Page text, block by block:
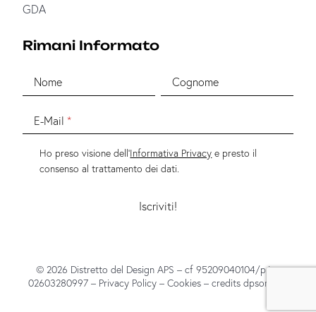
GDA
Rimani Informato
Nome Cognome
E-Mail
Ho preso visione dell'Informativa Privacy e presto il
consenso al trattamento dei dati.
© 2026 Distretto del Design APS – cf 95209040104/p.iva
02603280997 – Privacy Policy – Cookies – credits dpsonline*